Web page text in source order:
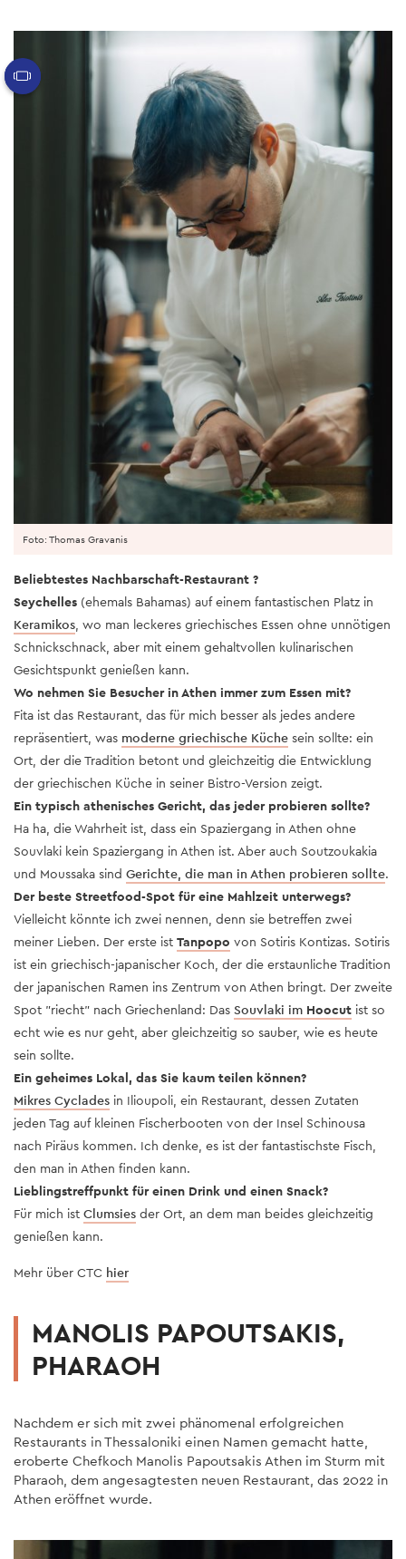
Beliebtestes Nachbarschaft-Restaurant ?
Seychelles (ehemals Bahamas) auf einem fantastischen Platz in
Keramikos , wo man leckeres griechisches Essen ohne unnötigen
Schnickschnack, aber mit einem gehaltvollen kulinarischen
Gesichtspunkt genießen kann.
Wo nehmen Sie Besucher in Athen immer zum Essen mit?
Fita ist das Restaurant, das für mich besser als jedes andere
repräsentiert, was moderne griechische Küche sein sollte: ein
Ort, der die Tradition betont und gleichzeitig die Entwicklung
der griechischen Küche in seiner Bistro-Version zeigt.
Ein typisch athenisches Gericht, das jeder probieren sollte?
Ha ha, die Wahrheit ist, dass ein Spaziergang in Athen ohne
Souvlaki kein Spaziergang in Athen ist. Aber auch Soutzoukakia
und Moussaka sind Gerichte, die man in Athen probieren sollte.
Der beste Streetfood-Spot für eine Mahlzeit unterwegs?
Vielleicht könnte ich zwei nennen, denn sie betreffen zwei
meiner Lieben. Der erste ist Tanpopo von Sotiris Kontizas. Sotiris
ist ein griechisch-japanischer Koch, der die erstaunliche Tradition
der japanischen Ramen ins Zentrum von Athen bringt. Der zweite
Spot "riecht" nach Griechenland: Das Souvlaki im Hoocut ist so
echt wie es nur geht, aber gleichzeitig so sauber, wie es heute
sein sollte.
Ein geheimes Lokal, das Sie kaum teilen können?
Mikres Cyclades in Ilioupoli, ein Restaurant, dessen Zutaten
jeden Tag auf kleinen Fischerbooten von der Insel Schinousa
nach Piräus kommen. Ich denke, es ist der fantastischste Fisch,
den man in Athen finden kann.
Lieblingstreffpunkt für einen Drink und einen Snack?
Für mich ist Clumsies der Ort, an dem man beides gleichzeitig
genießen kann.
Mehr über CTC hier
Foto: Thomas Gravanis
MANOLIS PAPOUTSAKIS,
PHARAOH
Nachdem er sich mit zwei phänomenal erfolgreichen
Restaurants in Thessaloniki einen Namen gemacht hatte,
eroberte Chefkoch Manolis Papoutsakis Athen im Sturm mit
Pharaoh, dem angesagtesten neuen Restaurant, das 2022 in
Athen eröffnet wurde.